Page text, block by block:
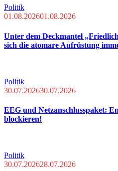
Politik
01.08.202601.08.2026
Unter dem Deckmantel
sich die atomare Aufrüstung
Politik
30.07.202630.07.2026
EEG und Netzanschlusspaket:
blockieren!
Politik
30.07.202628.07.2026